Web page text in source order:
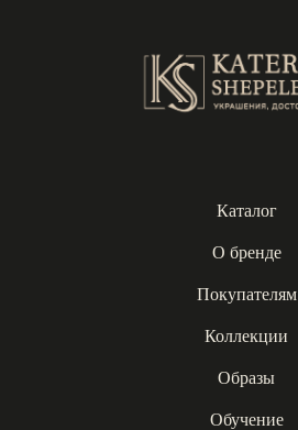
Каталог
О бренде
Покупателям
Коллекции
Образы
Обучение